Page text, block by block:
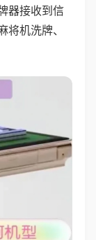
器接收到信
机洗牌、